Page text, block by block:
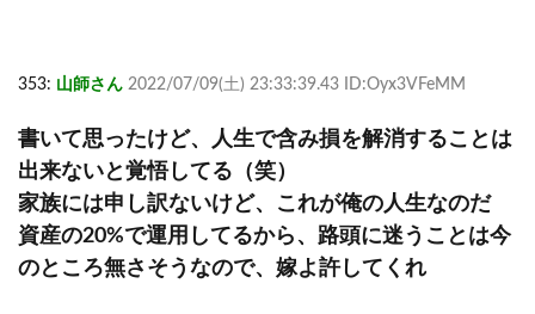
353: 山師さん 2022/07/09(土) 23:33:39.43 ID:Oyx3VFeMM
書いて思ったけど、人生で含み損を解消することは
出来ないと覚悟してる（笑）
家族には申し訳ないけど、これが俺の人生なのだ
資産の20%で運用してるから、路頭に迷うことは今
のところ無さそうなので、嫁よ許してくれ